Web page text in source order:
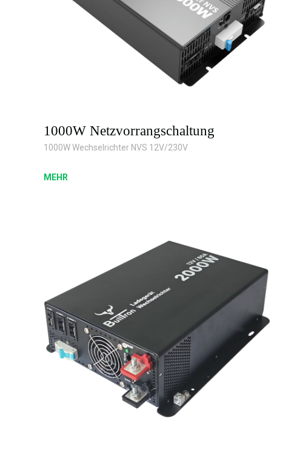
1000W Netzvorrangschaltung
1000W Wechselrichter NVS 12V/230V
MEHR